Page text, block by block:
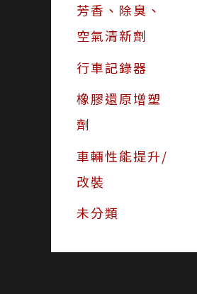
芳香、除臭、
空氣清新劑
行車記錄器
橡膠還原增塑
劑
車輛性能提升/
改裝
未分類